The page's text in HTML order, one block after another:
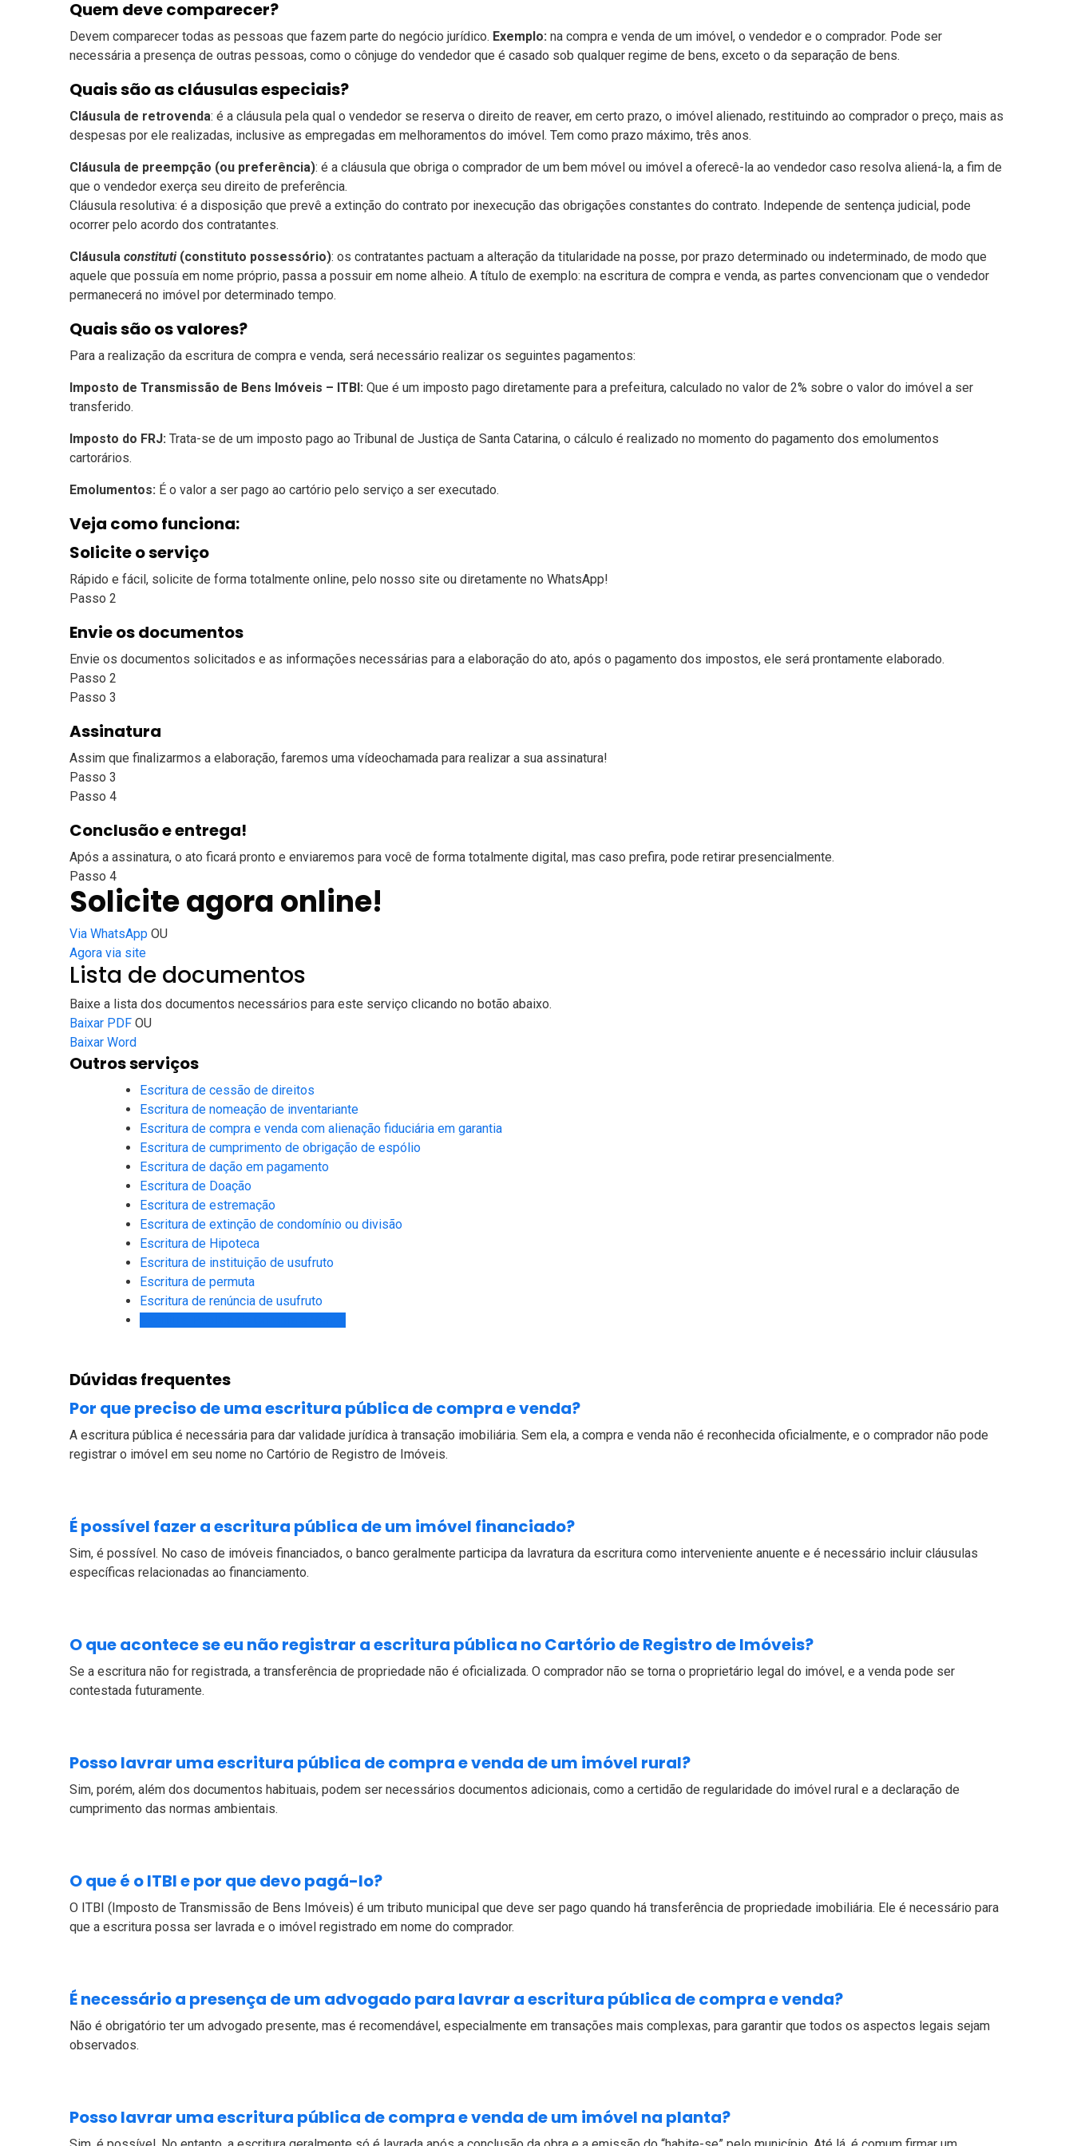
Quem deve comparecer?
Devem comparecer todas as pessoas que fazem parte do negócio jurídico. Exemplo: na compra e venda de um imóvel, o vendedor e o comprador. Pode ser
necessária a presença de outras pessoas, como o cônjuge do vendedor que é casado sob qualquer regime de bens, exceto o da separação de bens.
Quais são as cláusulas especiais?
Cláusula de retrovenda: é a cláusula pela qual o vendedor se reserva o direito de reaver, em certo prazo, o imóvel alienado, restituindo ao comprador o preço, mais as
despesas por ele realizadas, inclusive as empregadas em melhoramentos do imóvel. Tem como prazo máximo, três anos.
Cláusula de preempção (ou preferência): é a cláusula que obriga o comprador de um bem móvel ou imóvel a oferecê-la ao vendedor caso resolva aliená-la, a fim de
que o vendedor exerça seu direito de preferência.
Cláusula resolutiva: é a disposição que prevê a extinção do contrato por inexecução das obrigações constantes do contrato. Independe de sentença judicial, pode
ocorrer pelo acordo dos contratantes.
Cláusula constituti(constituto possessório): os contratantes pactuam a alteração da titularidade na posse, por prazo determinado ou indeterminado, de modo que
aquele que possuía em nome próprio, passa a possuir em nome alheio. A título de exemplo: na escritura de compra e venda, as partes convencionam que o vendedor
permanecerá no imóvel por determinado tempo.
Quais são os valores?
Para a realização da escritura de compra e venda, será necessário realizar os seguintes pagamentos:
Imposto de Transmissão de Bens Imóveis – ITBI: Que é um imposto pago diretamente para a prefeitura, calculado no valor de 2% sobre o valor do imóvel a ser
transferido.
Imposto do FRJ: Trata-se de um imposto pago ao Tribunal de Justiça de Santa Catarina, o cálculo é realizado no momento do pagamento dos emolumentos
cartorários.
Emolumentos: É o valor a ser pago ao cartório pelo serviço a ser executado.
Veja como funciona:
Solicite o serviço
Rápido e fácil, solicite de forma totalmente online, pelo nosso site ou diretamente no WhatsApp!
Passo 2
Envie os documentos
Envie os documentos solicitados e as informações necessárias para a elaboração do ato, após o pagamento dos impostos, ele será prontamente elaborado.
Passo 2
Passo 3
Assinatura
Assim que finalizarmos a elaboração, faremos uma vídeochamada para realizar a sua assinatura!
Passo 3
Passo 4
Conclusão e entrega!
Após a assinatura, o ato ficará pronto e enviaremos para você de forma totalmente digital, mas caso prefira, pode retirar presencialmente.
Passo 4
Solicite agora online!
Via WhatsApp OU
Agora via site
Lista de documentos
Baixe a lista dos documentos necessários para este serviço clicando no botão abaixo.
Baixar PDF OU
Baixar Word
Outros serviços
Escritura de cessão de direitos
Escritura de nomeação de inventariante
Escritura de compra e venda com alienação fiduciária em garantia
Escritura de cumprimento de obrigação de espólio
Escritura de dação em pagamento
Escritura de Doação
Escritura de estremação
Escritura de extinção de condomínio ou divisão
Escritura de Hipoteca
Escritura de instituição de usufruto
Escritura de permuta
Escritura de renúncia de usufruto
Dúvidas frequentes
Por que preciso de uma escritura pública de compra e venda?
A escritura pública é necessária para dar validade jurídica à transação imobiliária. Sem ela, a compra e venda não é reconhecida oficialmente, e o comprador não pode
registrar o imóvel em seu nome no Cartório de Registro de Imóveis.
É possível fazer a escritura pública de um imóvel financiado?
Sim, é possível. No caso de imóveis financiados, o banco geralmente participa da lavratura da escritura como interveniente anuente e é necessário incluir cláusulas
específicas relacionadas ao financiamento.
O que acontece se eu não registrar a escritura pública no Cartório de Registro de Imóveis?
Se a escritura não for registrada, a transferência de propriedade não é oficializada. O comprador não se torna o proprietário legal do imóvel, e a venda pode ser
contestada futuramente.
Posso lavrar uma escritura pública de compra e venda de um imóvel rural?
Sim, porém, além dos documentos habituais, podem ser necessários documentos adicionais, como a certidão de regularidade do imóvel rural e a declaração de
cumprimento das normas ambientais.
O que é o ITBI e por que devo pagá-lo?
O ITBI (Imposto de Transmissão de Bens Imóveis) é um tributo municipal que deve ser pago quando há transferência de propriedade imobiliária. Ele é necessário para
que a escritura possa ser lavrada e o imóvel registrado em nome do comprador.
É necessário a presença de um advogado para lavrar a escritura pública de compra e venda?
Não é obrigatório ter um advogado presente, mas é recomendável, especialmente em transações mais complexas, para garantir que todos os aspectos legais sejam
observados.
Posso lavrar uma escritura pública de compra e venda de um imóvel na planta?